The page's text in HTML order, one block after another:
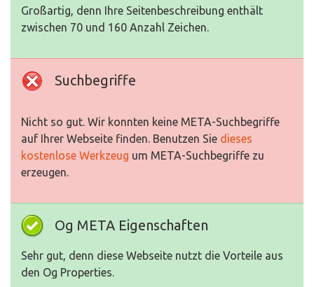
Großartig, denn Ihre Seitenbeschreibung enthält
zwischen 70 und 160 Anzahl Zeichen.
Suchbegriffe
Nicht so gut. Wir konnten keine META-Suchbegriffe
auf Ihrer Webseite finden. Benutzen Sie dieses
kostenlose Werkzeug um META-Suchbegriffe zu
erzeugen.
Og META Eigenschaften
Sehr gut, denn diese Webseite nutzt die Vorteile aus
den Og Properties.